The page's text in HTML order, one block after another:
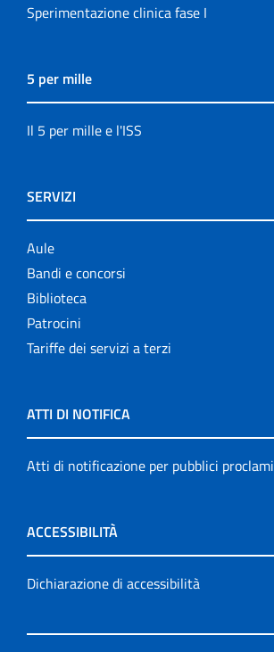
Sperimentazione clinica fase I
5 per mille
Il 5 per mille e l'ISS
SERVIZI
Aule
Bandi e concorsi
Biblioteca
Patrocini
Tariffe dei servizi a terzi
ATTI DI NOTIFICA
Atti di notificazione per pubblici proclami
ACCESSIBILITÀ
Dichiarazione di accessibilità